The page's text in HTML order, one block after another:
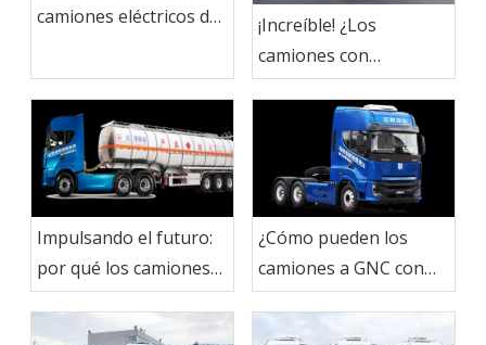
camiones eléctricos de
¡Increíble! ¿Los
camiones con
hidrógeno de CAMC
han logrado esto?
Impulsando el futuro:
por qué los camiones
de nueva energía para
el transporte de corta
¿Cómo pueden los
camiones a GNC con
bajas emisiones de
carbono impulsar la